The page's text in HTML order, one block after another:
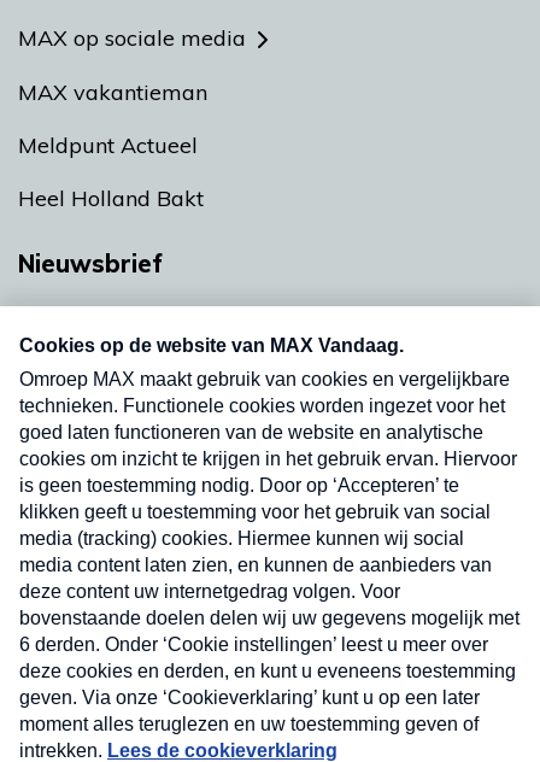
MAX op sociale media
MAX vakantieman
Meldpunt Actueel
Heel Holland Bakt
Nieuwsbrief
nieuwsbrief. Elke vrijdag- en dinsdagochtend in
uw mailbox.
Verzend
Nieuwsbrief
Neem hier een gratis abonnement op onze
nieuwsbrief. Elke vrijdag- en dinsdagochtend in uw